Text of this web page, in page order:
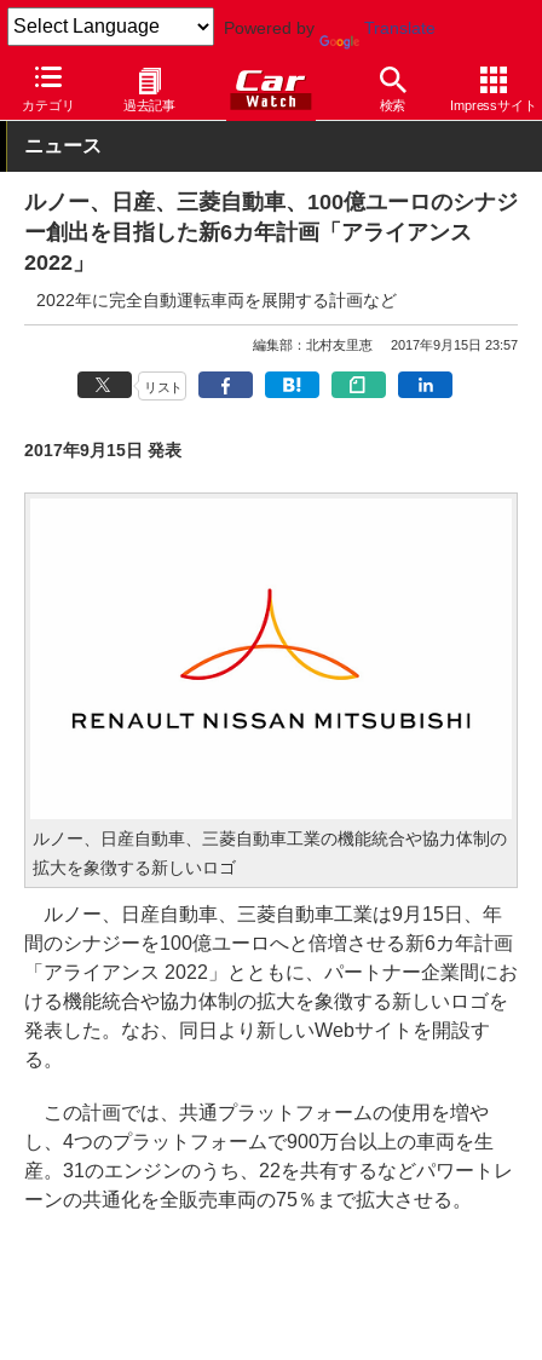
Powered by Translate
カテゴリ 過去記事 検索 Impressサイト
Car Watch 自動車 ルノー
ニュース
ルノー、日産、三菱自動車、100億ユーロのシナジ
ー創出を目指した新6カ年計画「アライアンス
2022」
2022年に完全自動運転車両を展開する計画など
編集部：北村友里恵 2017年9月15日 23:57
リスト
2017年9月15日 発表
ルノー、日産自動車、三菱自動車工業の機能統合や協力体制の
拡大を象徴する新しいロゴ
ルノー、日産自動車、三菱自動車工業は9月15日、年
間のシナジーを100億ユーロへと倍増させる新6カ年計画
「アライアンス 2022」とともに、パートナー企業間にお
ける機能統合や協力体制の拡大を象徴する新しいロゴを
発表した。なお、同日より新しいWebサイトを開設す
る。
この計画では、共通プラットフォームの使用を増や
し、4つのプラットフォームで900万台以上の車両を生
産。31のエンジンのうち、22を共有するなどパワートレ
ーンの共通化を全販売車両の75％まで拡大させる。